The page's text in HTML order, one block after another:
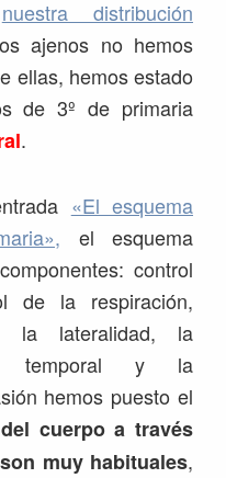
nuestra distribución
ajenos no hemos
ellas, hemos estado
de 3º de primaria
.
«El esquema
el esquema
control
de la respiración,
la lateralidad, la
temporal y la
hemos puesto el
cuerpo a través
muy habituales,